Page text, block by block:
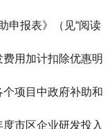
申报表》（见“阅读
费用加计扣除优惠明
项目中政府补助和
度市区企业研发投入